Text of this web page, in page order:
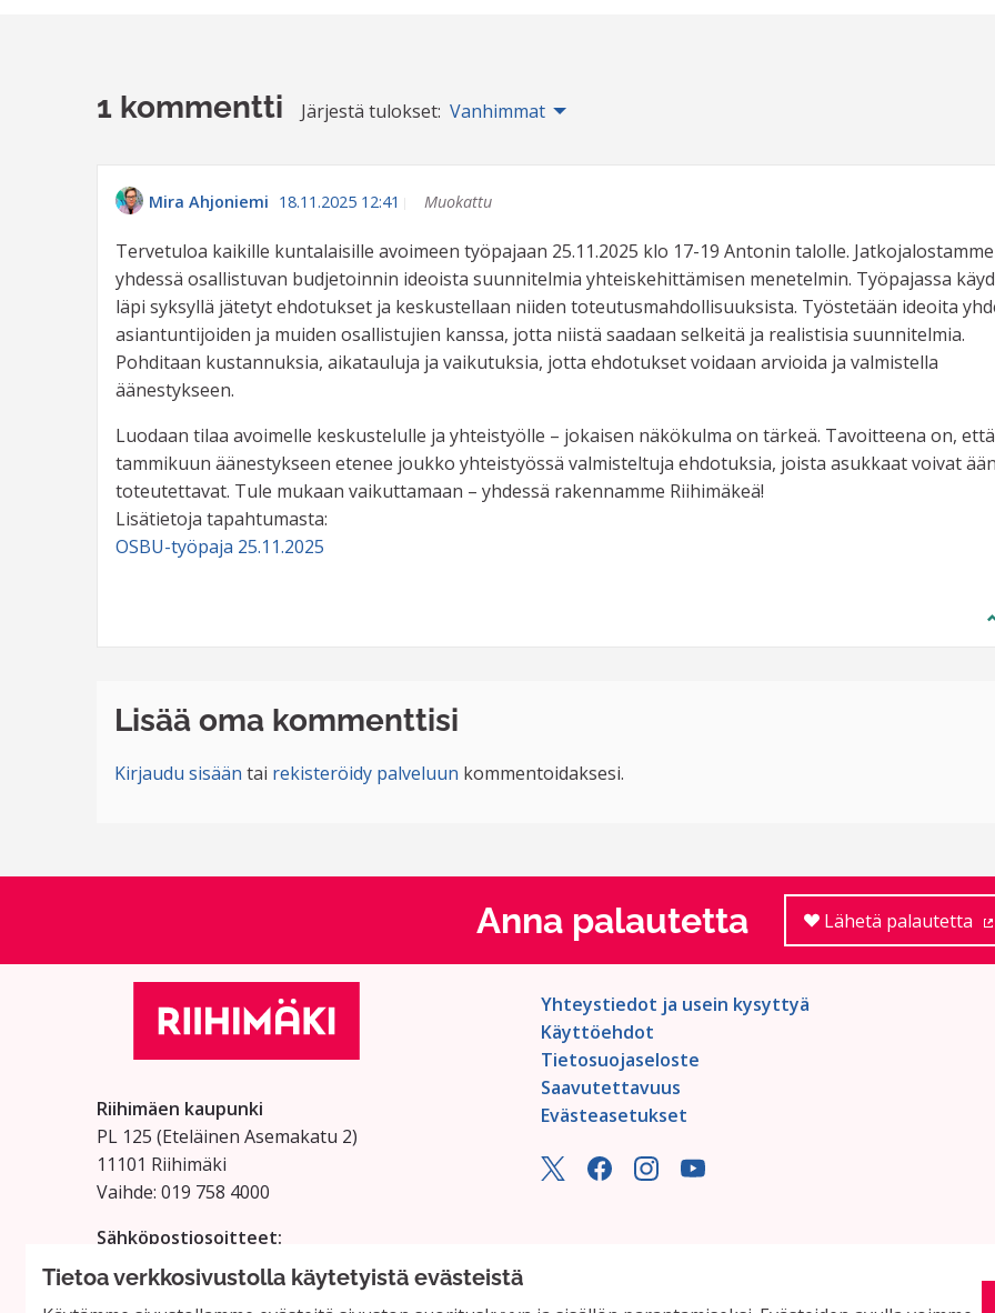
Tietoa verkkosivustolla käytetyistä evästeistä
1 kommentti Järjestä tulokset: Vanhimmat
Mira Ahjoniemi 18.11.2025 12:41 Muokattu
Tervetuloa kaikille kuntalaisille avoimeen työpajaan 25.11.2025 klo 17-19 Antonin talolle. Jatkojalostamme
yhdessä osallistuvan budjetoinnin ideoista suunnitelmia yhteiskehittämisen menetelmin. Työpajassa
läpi syksyllä jätetyt ehdotukset ja keskustellaan niiden toteutusmahdollisuuksista. Työstetään ideoita
asiantuntijoiden ja muiden osallistujien kanssa, jotta niistä saadaan selkeitä ja realistisia suunnitelmia.
Pohditaan kustannuksia, aikatauluja ja vaikutuksia, jotta ehdotukset voidaan arvioida ja valmistella
äänestykseen.
Luodaan tilaa avoimelle keskustelulle ja yhteistyölle – jokaisen näkökulma on tärkeä. Tavoitteena on, että
tammikuun äänestykseen etenee joukko yhteistyössä valmisteltuja ehdotuksia, joista asukkaat voivat
toteutettavat. Tule mukaan vaikuttamaan – yhdessä rakennamme Riihimäkeä!
Lisätietoja tapahtumasta:
OSBU-työpaja 25.11.2025
Lisää oma kommenttisi
Kirjaudu sisään tai rekisteröidy palveluun kommentoidaksesi.
Anna palautetta Lähetä palautetta
Riihimäen kaupunki
PL 125 (Eteläinen Asemakatu 2)
11101 Riihimäki
Vaihde: 019 758 4000
Sähköpostiosoitteet:
etunimi.sukunimi@riihimaki.fi
Yhteystiedot ja usein kysyttyä
Käyttöehdot
Tietosuojaseloste
Saavutettavuus
Evästeasetukset